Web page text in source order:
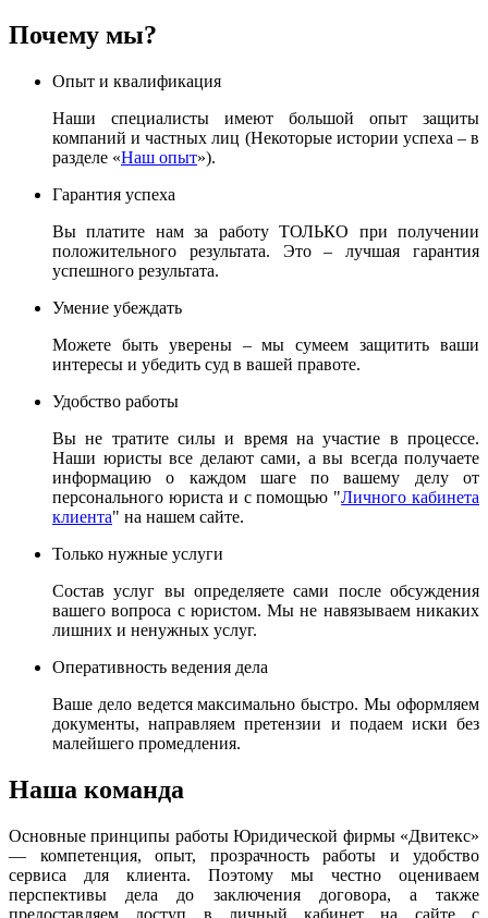
Почему мы?
Опыт и квалификация
Наши специалисты имеют большой опыт защиты
компаний и частных лиц (Некоторые истории успеха – в
разделе «Наш опыт»).
Гарантия успеха
Вы платите нам за работу ТОЛЬКО при получении
положительного результата. Это – лучшая гарантия
успешного результата.
Умение убеждать
Можете быть уверены – мы сумеем защитить ваши
интересы и убедить суд в вашей правоте.
Удобство работы
Вы не тратите силы и время на участие в процессе.
Наши юристы все делают сами, а вы всегда получаете
информацию о каждом шаге по вашему делу от
персонального юриста и с помощью "Личного кабинета
клиента" на нашем сайте.
Только нужные услуги
Состав услуг вы определяете сами после обсуждения
вашего вопроса с юристом. Мы не навязываем никаких
лишних и ненужных услуг.
Оперативность ведения дела
Ваше дело ведется максимально быстро. Мы оформляем
документы, направляем претензии и подаем иски без
малейшего промедления.
Наша команда
Основные принципы работы Юридической фирмы «Двитекс»
— компетенция, опыт, прозрачность работы и удобство
сервиса для клиента. Поэтому мы честно оцениваем
перспективы дела до заключения договора, а также
предоставляем доступ в личный кабинет на сайте с